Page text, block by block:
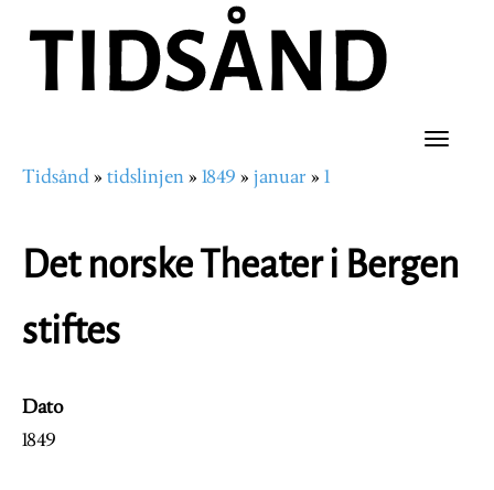
hovedinnhold
Toggle
Navigasjonssti
Tidsånd tidslinjen 1849 januar 1
Det norske Theater i Bergen
stiftes
Dato
1849